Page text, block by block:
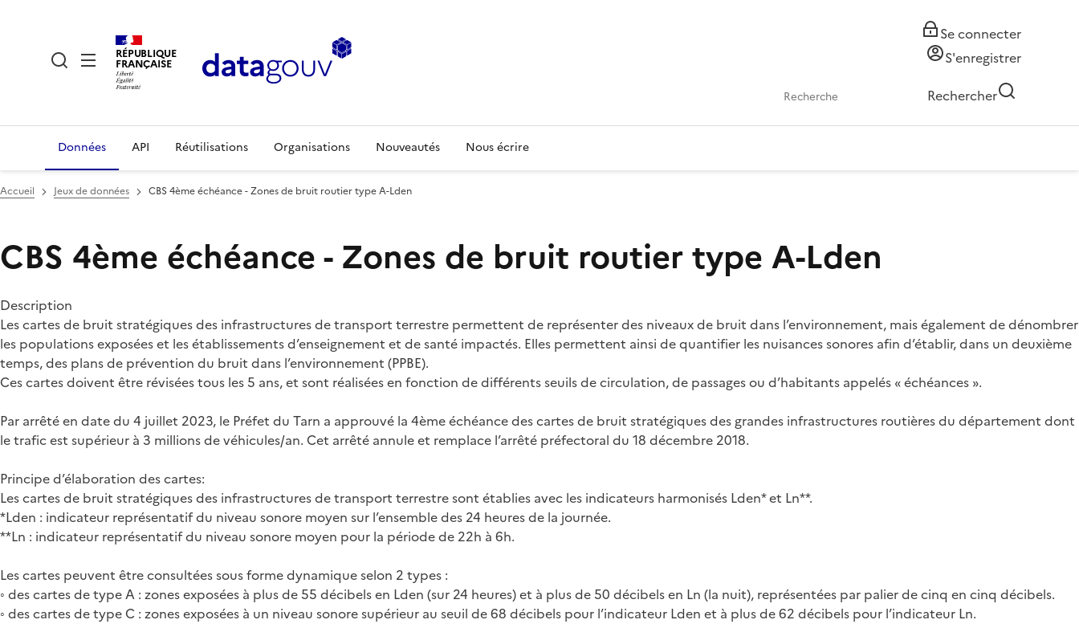
RÉPUBLIQUE
FRANÇAISE
Se connecter
S'enregistrer
Rechercher
Données API Réutilisations Organisations Nouveautés Nous écrire
Accueil Jeux de données CBS 4ème échéance - Zones de bruit routier type A-Lden
CBS 4ème échéance - Zones de bruit routier type A-Lden
Description
Les cartes de bruit stratégiques des infrastructures de transport terrestre permettent de représenter des niveaux de bruit dans l’environnement, mais également de dénombrer
les populations exposées et les établissements d’enseignement et de santé impactés. Elles permettent ainsi de quantifier les nuisances sonores afin d’établir, dans un deuxième
temps, des plans de prévention du bruit dans l’environnement (PPBE).
Ces cartes doivent être révisées tous les 5 ans, et sont réalisées en fonction de différents seuils de circulation, de passages ou d’habitants appelés « échéances ».
Par arrêté en date du 4 juillet 2023, le Préfet du Tarn a approuvé la 4ème échéance des cartes de bruit stratégiques des grandes infrastructures routières du département dont
le trafic est supérieur à 3 millions de véhicules/an. Cet arrêté annule et remplace l’arrêté préfectoral du 18 décembre 2018.
Principe d’élaboration des cartes:
Les cartes de bruit stratégiques des infrastructures de transport terrestre sont établies avec les indicateurs harmonisés Lden* et Ln**.
*Lden : indicateur représentatif du niveau sonore moyen sur l’ensemble des 24 heures de la journée.
**Ln : indicateur représentatif du niveau sonore moyen pour la période de 22h à 6h.
Les cartes peuvent être consultées sous forme dynamique selon 2 types :
◦ des cartes de type A : zones exposées à plus de 55 décibels en Lden (sur 24 heures) et à plus de 50 décibels en Ln (la nuit), représentées par palier de cinq en cinq décibels.
◦ des cartes de type C : zones exposées à un niveau sonore supérieur au seuil de 68 décibels pour l’indicateur Lden et à plus de 62 décibels pour l’indicateur Ln.